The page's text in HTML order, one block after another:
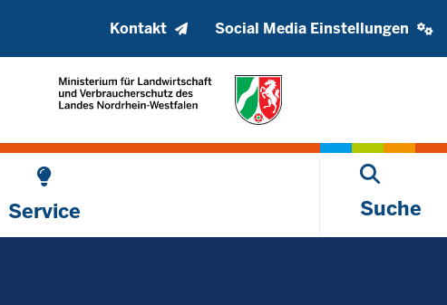
oberes
Menü
Kontakt
media
settings
block
Social Media Einstellungen
Service Suche